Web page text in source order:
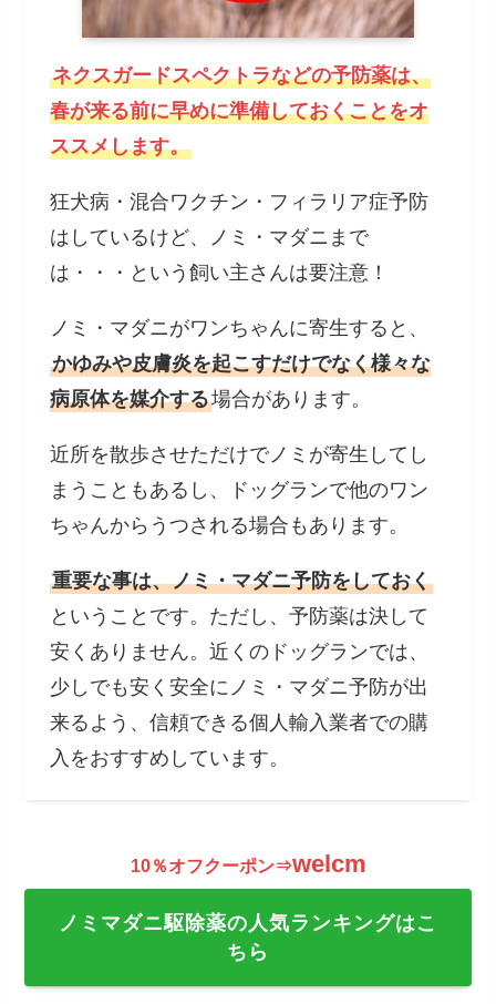
ネクスガードスペクトラなどの予防薬は、
春が来る前に早めに準備しておくことをオ
ススメします。
狂犬病・混合ワクチン・フィラリア症予防
はしているけど、ノミ・マダニまで
は・・・という飼い主さんは要注意！
ノミ・マダニがワンちゃんに寄生すると、
かゆみや皮膚炎を起こすだけでなく様々な
病原体を媒介する場合があります。
近所を散歩させただけでノミが寄生してし
まうこともあるし、ドッグランで他のワン
ちゃんからうつされる場合もあります。
重要な事は、ノミ・マダニ予防をしておく
ということです。ただし、予防薬は決して
安くありません。近くのドッグランでは、
少しでも安く安全にノミ・マダニ予防が出
来るよう、信頼できる個人輸入業者での購
入をおすすめしています。
10％オフクーポン⇒welcm
ノミマダニ駆除薬の人気ランキングはこ
ちら